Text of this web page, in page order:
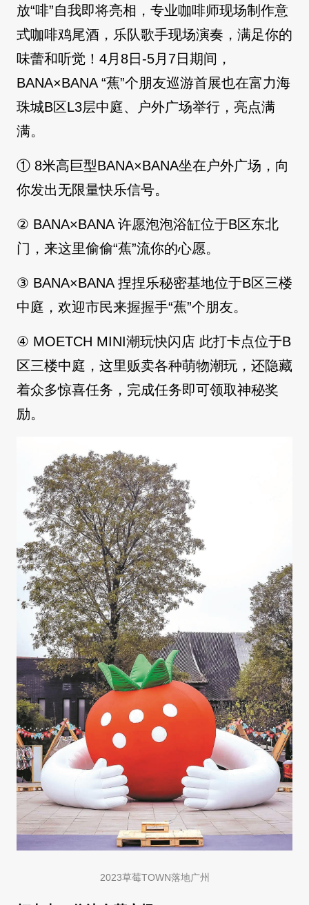
放“啡”自我即将亮相，专业咖啡师现场制作意
式咖啡鸡尾酒，乐队歌手现场演奏，满足你的
味蕾和听觉！4月8日-5月7日期间，
BANA×BANA “蕉”个朋友巡游首展也在富力海
珠城B区L3层中庭、户外广场举行，亮点满
满。
① 8米高巨型BANA×BANA坐在户外广场，向
你发出无限量快乐信号。
② BANA×BANA 许愿泡泡浴缸位于B区东北
门，来这里偷偷“蕉”流你的心愿。
③ BANA×BANA 捏捏乐秘密基地位于B区三楼
中庭，欢迎市民来握握手“蕉”个朋友。
④ MOETCH MINI潮玩快闪店 此打卡点位于B
区三楼中庭，这里贩卖各种萌物潮玩，还隐藏
着众多惊喜任务，完成任务即可领取神秘奖
励。
2023草莓TOWN落地广州